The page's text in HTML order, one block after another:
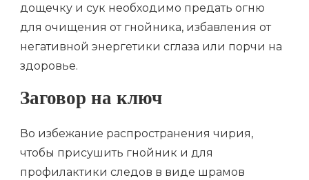
дощечку и сук необходимо предать огню
для очищения от гнойника, избавления от
негативной энергетики сглаза или порчи на
здоровье.
Заговор на ключ
Во избежание распространения чирия,
чтобы присушить гнойник и для
профилактики следов в виде шрамов